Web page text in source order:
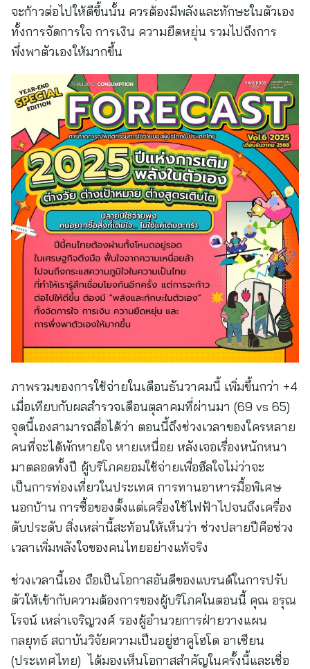
จะก้าวต่อไปให้ดีขึ้นนั้น ควรต้องมีพลังและทักษะในตัวเอง
ทั้งการจัดการใจ การเงิน ความยืดหยุ่น รวมไปถึงการ
พึ่งพาตัวเองให้มากขึ้น
ภาพรวมของการใช้จ่ายในเดือนธันวาคมนี้ เพิ่มขึ้นกว่า +4
เมื่อเทียบกับผลสำรวจเดือนตุลาคมที่ผ่านมา (69 vs 65)
จุดนี้เองสามารถสื่อได้ว่า ตอนนี้ถึงช่วงเวลาของใครหลาย
คนที่จะได้พักหายใจ หายเหนื่อย หลังเจอเรื่องหนักหนา
มาตลอดทั้งปี ผู้บริโภคยอมใช้จ่ายเพื่อฮีลใจไม่ว่าจะ
เป็นการท่องเที่ยวในประเทศ การทานอาหารมื้อพิเศษ
นอกบ้าน การซื้อของตั้งแต่เครื่องใช้ไฟฟ้าไปจนถึงเครื่อง
ดับประดับ สิ่งเหล่านี้สะท้อนให้เห็นว่า ช่วงปลายปีคือช่วง
เวลาเพิ่มพลังใจของคนไทยอย่างแท้จริง
ช่วงเวลานี้เอง ถือเป็นโอกาสอันดีของแบรนด์ในการปรับ
ตัวให้เข้ากับความต้องการของผู้บริโภคในตอนนี้ คุณ อรุณ
โรจน์ เหล่าเจริญวงศ์ รองผู้อำนวยการฝ่ายวางแผน
กลยุทธ์ สถาบันวิจัยความเป็นอยู่ฮาคูโฮโด อาเซียน
(ประเทศไทย) ได้มองเห็นโอกาสสำคัญในครั้งนี้และเชื่อ